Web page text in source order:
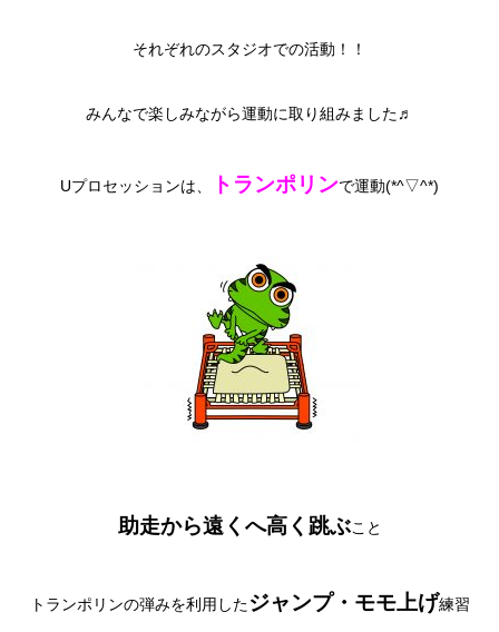
それぞれのスタジオでの活動！！
みんなで楽しみながら運動に取り組みました♬
Uプロセッションは、 トランポリンで運動(*^▽^*)
助走から遠くへ高く跳ぶこと
トランポリンの弾みを利用したジャンプ・モモ上げ練習